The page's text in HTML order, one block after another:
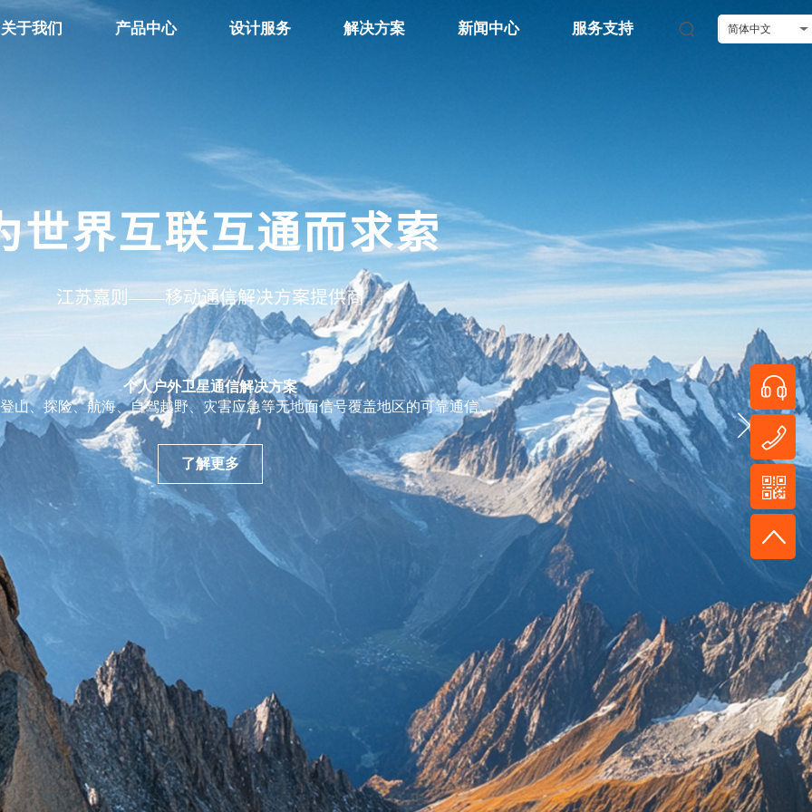
个人户外卫星通信解决方案
山、探险、航海、自驾越野、灾害应急等无地面信号覆盖地区的可靠通信。
了解更多
关于我们 产品中心 设计服务 解决方案 新闻中心 服务支持 简体中文
世界互联互通而求索
江苏嘉则——移动通信解决方案提供商